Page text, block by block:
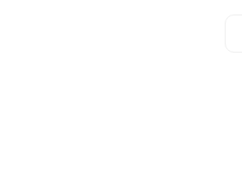
Services